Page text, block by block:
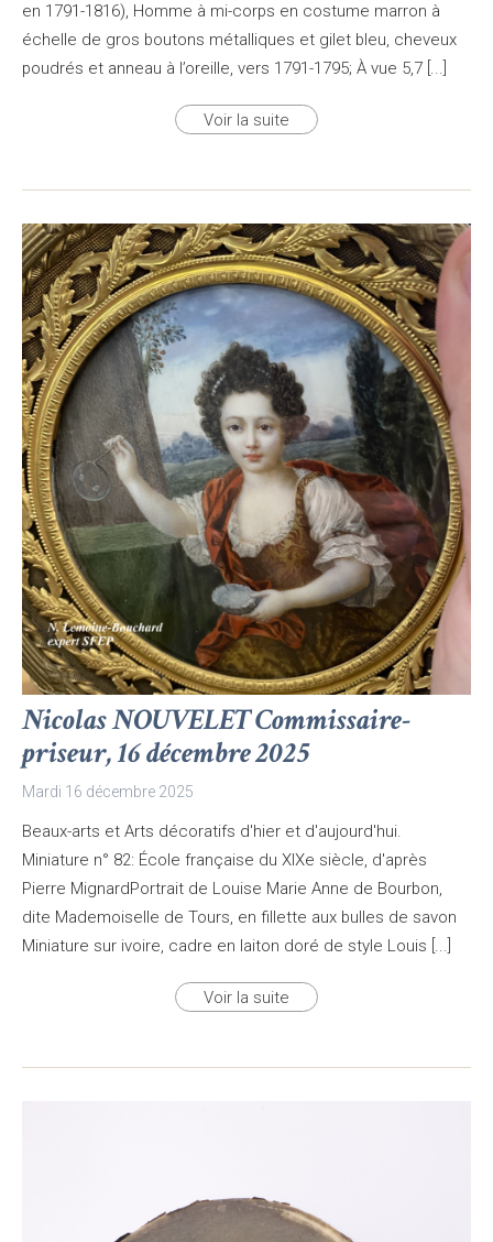
en 1791-1816), Homme à mi-corps en costume marron à
échelle de gros boutons métalliques et gilet bleu, cheveux
poudrés et anneau à l’oreille, vers 1791-1795; À vue 5,7 [...]
Voir la suite
Nicolas NOUVELET Commissaire-
priseur, 16 décembre 2025
Mardi 16 décembre 2025
Beaux-arts et Arts décoratifs d'hier et d'aujourd'hui.
Miniature n° 82: École française du XIXe siècle, d'après
Pierre MignardPortrait de Louise Marie Anne de Bourbon,
dite Mademoiselle de Tours, en fillette aux bulles de savon
Miniature sur ivoire, cadre en laiton doré de style Louis [...]
Voir la suite